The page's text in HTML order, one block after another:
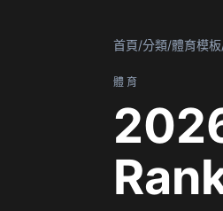
首頁/分類/體育模板
體育